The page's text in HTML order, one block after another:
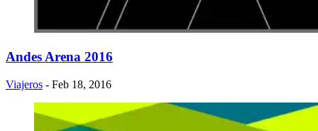
Andes Arena 2016
Viajeros - Feb 18, 2016